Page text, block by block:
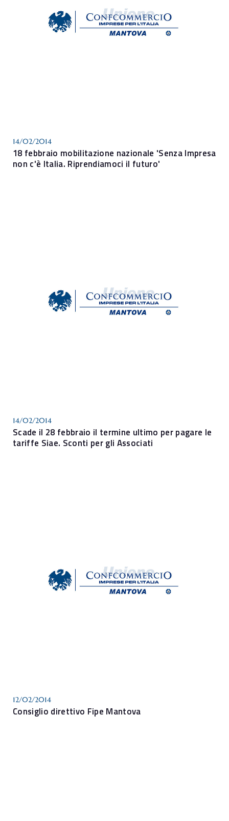
14/02/2014
18 febbraio mobilitazione nazionale 'Senza Impresa
non c'è Italia. Riprendiamoci il futuro'
14/02/2014
Scade il 28 febbraio il termine ultimo per pagare le
tariffe Siae. Sconti per gli Associati
12/02/2014
Consiglio direttivo Fipe Mantova